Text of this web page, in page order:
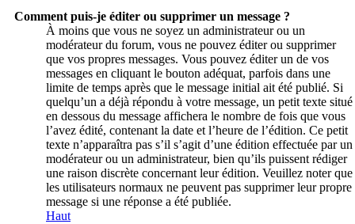
Comment puis-je éditer ou supprimer un message ?
À moins que vous ne soyez un administrateur ou un
modérateur du forum, vous ne pouvez éditer ou supprimer
que vos propres messages. Vous pouvez éditer un de vos
messages en cliquant le bouton adéquat, parfois dans une
limite de temps après que le message initial ait été publié. Si
quelqu’un a déjà répondu à votre message, un petit texte situé
en dessous du message affichera le nombre de fois que vous
l’avez édité, contenant la date et l’heure de l’édition. Ce petit
texte n’apparaîtra pas s’il s’agit d’une édition effectuée par un
modérateur ou un administrateur, bien qu’ils puissent rédiger
une raison discrète concernant leur édition. Veuillez noter que
les utilisateurs normaux ne peuvent pas supprimer leur propre
message si une réponse a été publiée.
Haut